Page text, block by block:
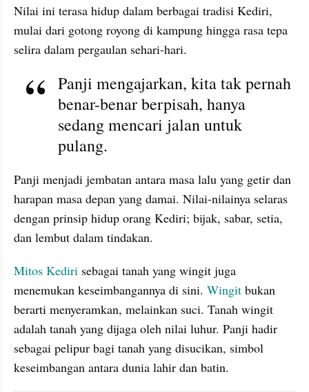
Nilai ini terasa hidup dalam berbagai tradisi Kediri,
mulai dari gotong royong di kampung hingga rasa tepa
selira dalam pergaulan sehari-hari.
Panji mengajarkan, kita tak pernah
benar-benar berpisah, hanya
sedang mencari jalan untuk
pulang.
Panji menjadi jembatan antara masa lalu yang getir dan
harapan masa depan yang damai. Nilai-nilainya selaras
dengan prinsip hidup orang Kediri; bijak, sabar, setia,
dan lembut dalam tindakan.
Mitos Kediri sebagai tanah yang wingit juga
menemukan keseimbangannya di sini. Wingit bukan
berarti menyeramkan, melainkan suci. Tanah wingit
adalah tanah yang dijaga oleh nilai luhur. Panji hadir
sebagai pelipur bagi tanah yang disucikan, simbol
keseimbangan antara dunia lahir dan batin.